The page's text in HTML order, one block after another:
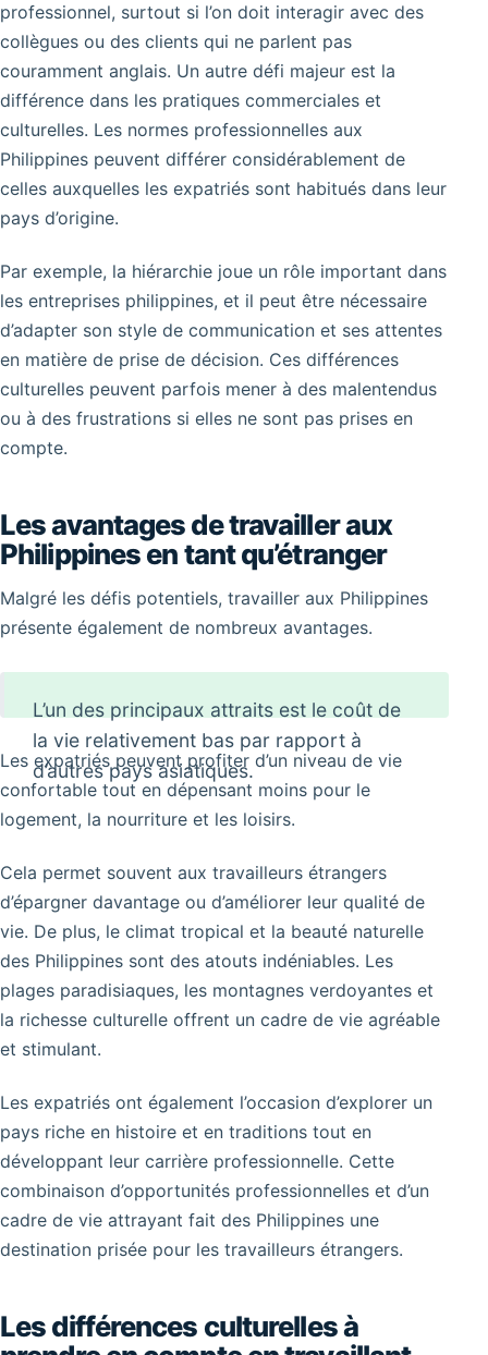
professionnel, surtout si l’on doit interagir avec des
collègues ou des clients qui ne parlent pas
couramment anglais. Un autre défi majeur est la
différence dans les pratiques commerciales et
culturelles. Les normes professionnelles aux
Philippines peuvent différer considérablement de
celles auxquelles les expatriés sont habitués dans leur
pays d’origine.
Par exemple, la hiérarchie joue un rôle important dans
les entreprises philippines, et il peut être nécessaire
d’adapter son style de communication et ses attentes
en matière de prise de décision. Ces différences
culturelles peuvent parfois mener à des malentendus
ou à des frustrations si elles ne sont pas prises en
compte.
Les avantages de travailler aux
Philippines en tant qu’étranger
Malgré les défis potentiels, travailler aux Philippines
présente également de nombreux avantages.
L’un des principaux attraits est le coût de
la vie relativement bas par rapport à
d’autres pays asiatiques.
Les expatriés peuvent profiter d’un niveau de vie
confortable tout en dépensant moins pour le
logement, la nourriture et les loisirs.
Cela permet souvent aux travailleurs étrangers
d’épargner davantage ou d’améliorer leur qualité de
vie. De plus, le climat tropical et la beauté naturelle
des Philippines sont des atouts indéniables. Les
plages paradisiaques, les montagnes verdoyantes et
la richesse culturelle offrent un cadre de vie agréable
et stimulant.
Les expatriés ont également l’occasion d’explorer un
pays riche en histoire et en traditions tout en
développant leur carrière professionnelle. Cette
combinaison d’opportunités professionnelles et d’un
cadre de vie attrayant fait des Philippines une
destination prisée pour les travailleurs étrangers.
Les différences culturelles à